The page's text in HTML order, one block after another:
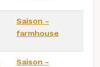
Saison -
farmhouse
Saison -